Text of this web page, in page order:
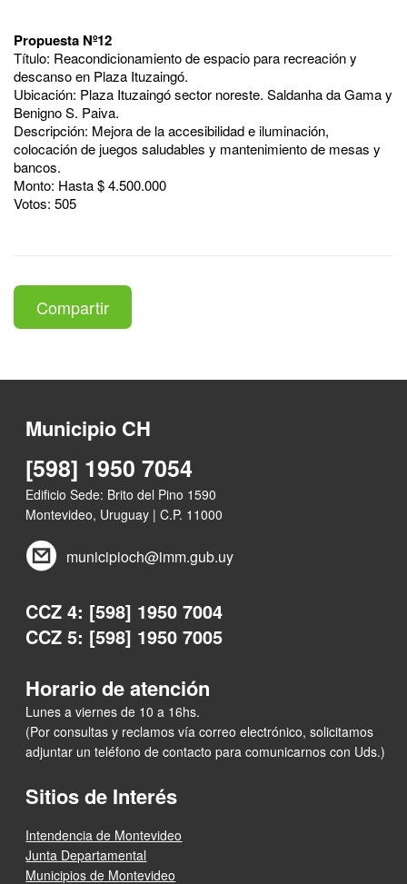
Propuesta Nº12
Título: Reacondicionamiento de espacio para recreación y
descanso en Plaza Ituzaingó.
Ubicación: Plaza Ituzaingó sector noreste. Saldanha da Gama y
Benigno S. Paiva.
Descripción: Mejora de la accesibilidad e iluminación,
colocación de juegos saludables y mantenimiento de mesas y
bancos.
Monto: Hasta $ 4.500.000
Votos: 505
Compartir
Municipio CH
[598] 1950 7054
Edificio Sede: Brito del Pino 1590
Montevideo, Uruguay | C.P. 11000
municipioch@imm.gub.uy
CCZ 4: [598] 1950 7004
CCZ 5: [598] 1950 7005
Horario de atención
Lunes a viernes de 10 a 16hs.
(Por consultas y reclamos vía correo electrónico, solicitamos
adjuntar un teléfono de contacto para comunicarnos con Uds.)
Sitios de Interés
Intendencia de Montevideo
Junta Departamental
Municipios de Montevideo